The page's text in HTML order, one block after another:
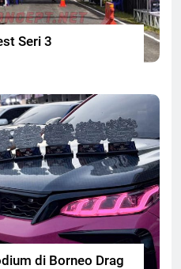
Seri 3
di Borneo Drag